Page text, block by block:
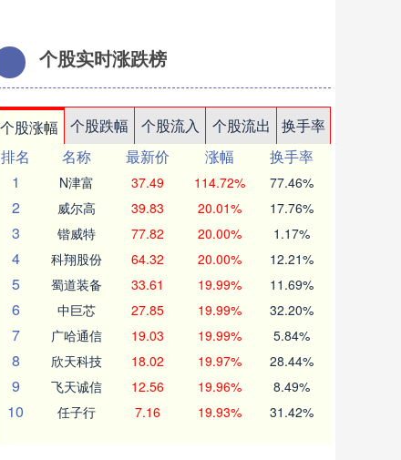
个股实时涨跌榜
个股涨幅 个股跌幅 个股流入 个股流出
换手率
排名
名称 最新价 涨幅
换手率
1
N津富 37.49 114.72% 77.46%
2 威尔高 39.83 20.01% 17.76%
3 锴威特 77.82 20.00% 1.17%
4 科翔股份 64.32 20.00% 12.21%
5 蜀道装备 33.61 19.99% 11.69%
6 中巨芯 27.85 19.99% 32.20%
7 广哈通信 19.03 19.99% 5.84%
8 欣天科技 18.02 19.97% 28.44%
9 飞天诚信 12.56 19.96% 8.49%
10 任子行 7.16 19.93% 31.42%